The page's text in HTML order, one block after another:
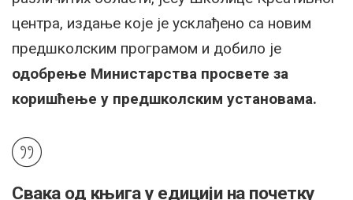
центра, издање које је усклађено са новим
предшколским програмом и добило је
одобрење Министарства просвете за
коришћење у предшколским установама.
Свака од књига у едицији на почетку